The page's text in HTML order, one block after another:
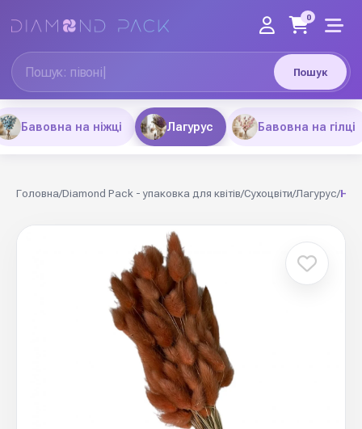
Пошук
0
Бавовна на ніжці Лагурус Бавовна на гілці
Головна/Diamond Pack - упаковка для квітів/Сухоцвіти/Лагурус/